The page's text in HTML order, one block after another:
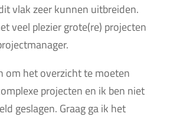
vlak zeer kunnen uitbreiden.
veel plezier grote(re) projecten
om het overzicht te moeten
projecten en ik ben niet
geslagen. Graag ga ik het